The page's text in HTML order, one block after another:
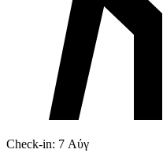
Check-in: 7 Αύγ